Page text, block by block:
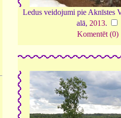
Ledus veidojumi pie Aknīstes
alā, 2013.
Komentēt (0)